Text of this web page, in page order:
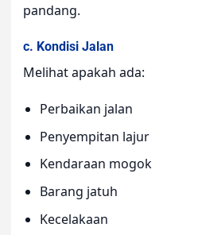
pandang.
c. Kondisi Jalan
Melihat apakah ada:
Perbaikan jalan
Penyempitan lajur
Kendaraan mogok
Barang jatuh
Kecelakaan